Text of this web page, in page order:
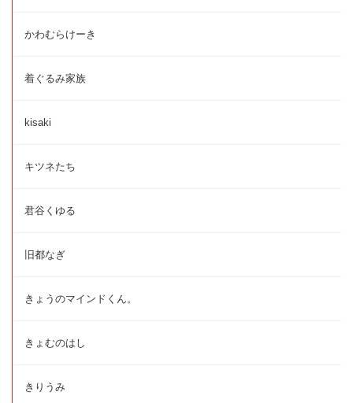
かわむらけーき
着ぐるみ家族
kisaki
キツネたち
君谷くゆる
旧都なぎ
きょうのマインドくん。
きょむのはし
きりうみ